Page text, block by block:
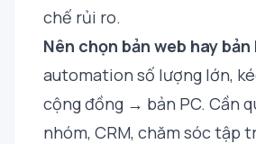
chế rủi ro.
Nên chọn bản web hay bản
automation số lượng lớn,
cộng đồng → bản PC. Cần
nhóm, CRM, chăm sóc tập